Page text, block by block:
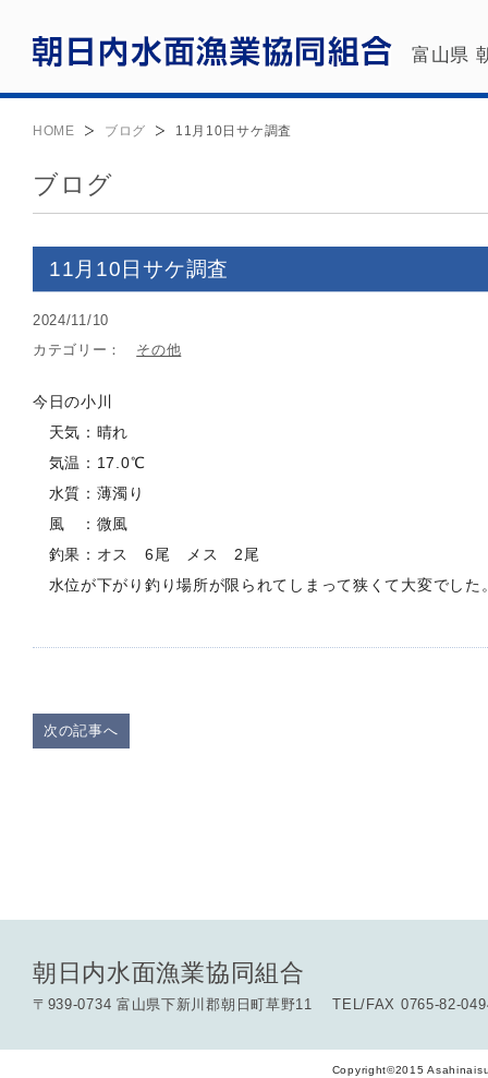
富山県
HOME ブログ 11月10日サケ調査
ブログ
11月10日サケ調査
2024/11/10
カテゴリー：
その他
今日の小川
天気：晴れ
気温：17.0℃
水質：薄濁り
風 ：微風
釣果：オス 6尾 メス 2尾
水位が下がり釣り場所が限られてしまって狭くて大変でした
次の記事へ
朝日内水面漁業協同組合
〒939-0734 富山県下新川郡朝日町草野11 TEL/FAX 0765-82-
Copyright©2015